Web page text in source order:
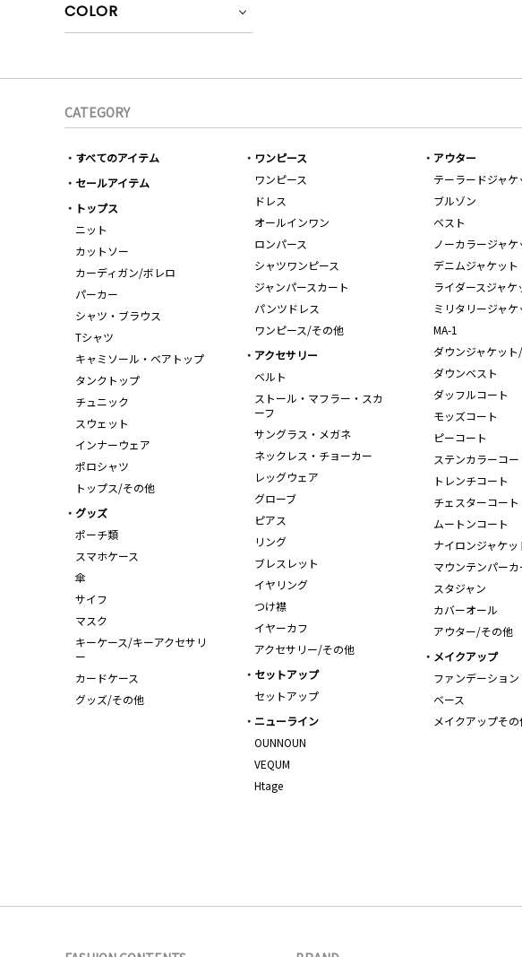
COLOR
CATEGORY
すべてのアイテム
セールアイテム
トップス
ニット
カットソー
カーディガン/ボレロ
パーカー
シャツ・ブラウス
Tシャツ
キャミソール・ベアトップ
タンクトップ
チュニック
スウェット
インナーウェア
ポロシャツ
トップス/その他
ワンピース
ワンピース
ドレス
オールインワン
ロンパース
シャツワンピース
ジャンパースカート
パンツドレス
ワンピース/その他
アウター
テーラードジャケ
ブルゾン
ベスト
ノーカラージャケ
デニムジャケット
ライダースジャケ
ミリタリージャケ
MA-1
ダウンジャケット
ダウンベスト
ダッフルコート
モッズコート
ピーコート
ステンカラーコー
トレンチコート
チェスターコート
ムートンコート
ナイロンジャケッ
マウンテンパーカ
スタジャン
カバーオール
アウター/その他
アクセサリー
ベルト
ストール・マフラー・スカ
ーフ
サングラス・メガネ
ネックレス・チョーカー
レッグウェア
グローブ
ピアス
リング
ブレスレット
イヤリング
つけ襟
イヤーカフ
アクセサリー/その他
グッズ
ポーチ類
スマホケース
傘
サイフ
マスク
キーケース/キーアクセサリ
ー
カードケース
グッズ/その他
メイクアップ
ファンデーション
ベース
メイクアップそ
セットアップ
セットアップ
ニューライン
OUNNOUN
VEQUM
Htage